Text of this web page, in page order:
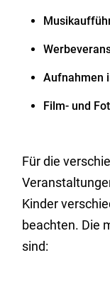
Aufnahmen
Film- und
Für die
Kinder
beachten. Die
sind: